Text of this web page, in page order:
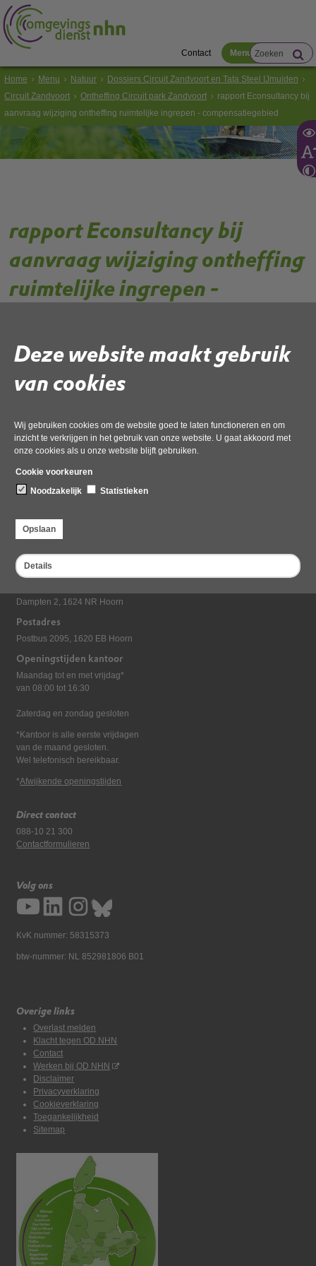
Deze website maakt gebruik
van cookies
Wij gebruiken cookies om de website goed te laten functioneren en om
inzicht te verkrijgen in het gebruik van onze website. U gaat akkoord met
onze cookies als u onze website blijft gebruiken.
Cookie voorkeuren
Noodzakelijk
Statistieken
Opslaan
Details
Contact Menu
Home Menu Natuur
Dossiers Circuit Zandvoort en Tata Steel IJmuiden
Circuit Zandvoort
Ontheffing Circuit park Zandvoort
rapport Econsultancy bij
aanvraag wijziging ontheffing ruimtelijke ingrepen - compensatiegebied
rapport Econsultancy bij
aanvraag wijziging ontheffing
ruimtelijke ingrepen -
Gebruik de onderstaande link om het document te downloaden.
Download ‘rapport Econsultancy bij aanvraag wijziging ontheffing
Deel deze pagina
Dampten 2, 1624 NR Hoorn
Postadres
Postbus 2095, 1620 EB Hoorn
Openingstijden kantoor
Maandag tot en met vrijdag*
van 08:00 tot 16:30
Zaterdag en zondag gesloten
*Kantoor is alle eerste vrijdagen
van de maand gesloten.
Wel telefonisch bereikbaar.
*Afwijkende openingstijden
Direct contact
088-10 21 300
Contactformulieren
Volg ons
KvK nummer: 58315373
btw-nummer: NL 852981806 B01
Overige links
Overlast melden
Klacht tegen OD NHN
Contact
Werken bij OD NHN
Disclaimer
Privacyverklaring
Cookieverklaring
Toegankelijkheid
Sitemap